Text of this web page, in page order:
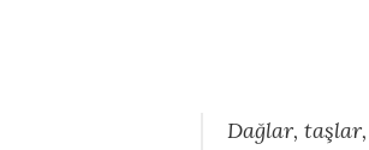
Dağlar,